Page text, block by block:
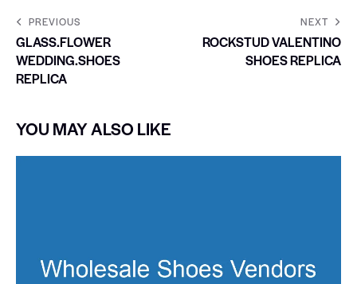
PREVIOUS
GLASS.FLOWER
WEDDING.SHOES
REPLICA
NEXT
ROCKSTUD VALENTINO
SHOES REPLICA
YOU MAY ALSO LIKE